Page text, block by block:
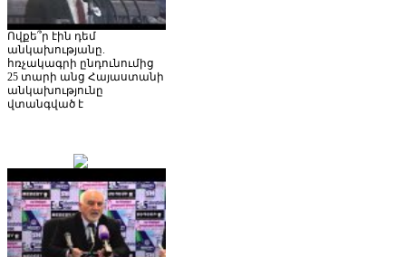
Ովքե՞ր էին դեմ
անկախությանը.
հռչակագրի ընդունումից
25 տարի անց Հայաստանի
անկախությունը
վտանգված է